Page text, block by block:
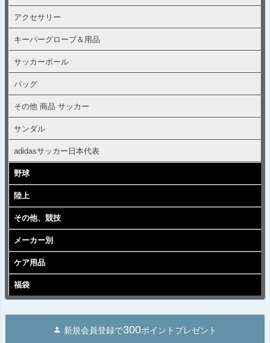
アクセサリー
キーパーグローブ＆用品
サッカーボール
バッグ
その他 商品 サッカー
サンダル
adidasサッカー日本代表
野球
陸上
その他、競技
メーカー別
ケア用品
福袋
新規会員登録で300ポイントプレゼント